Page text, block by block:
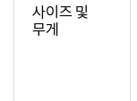
사이즈 및
무게